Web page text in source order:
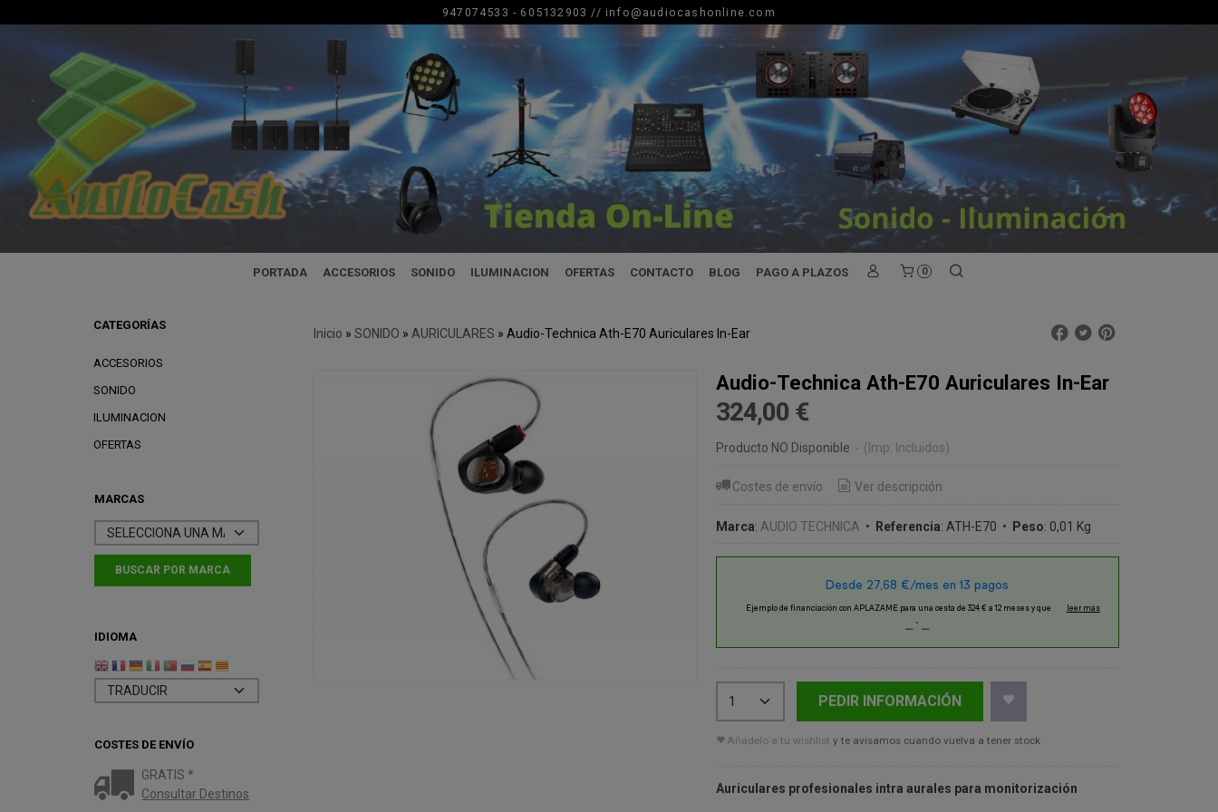
947074533 - 605132903 // info@audiocashonline.com
PORTADA ACCESORIOS SONIDO ILUMINACION OFERTAS CONTACTO BLOG PAGO A PLAZOS 0
CATEGORÍAS
ACCESORIOS
SONIDO
ILUMINACION
OFERTAS
MARCAS
IDIOMA
COSTES DE ENVÍO
GRATIS *
Consultar Destinos
Inicio » SONIDO » AURICULARES » Audio-Technica Ath-E70 Auriculares In-Ear
Audio-Technica Ath-E70 Auriculares In-Ear
324,00 €
Producto NO Disponible - (Imp. Incluidos)
Costes de envío Ver descripción
Marca: AUDIO TECHNICA • Referencia: ATH-E70 • Peso: 0,01 Kg
PEDIR INFORMACIÓN
Añádelo a tu wishlist y te avisamos cuando vuelva a tener stock
Auriculares profesionales intra aurales para monitorización